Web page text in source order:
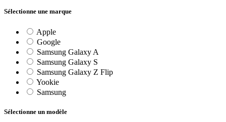
Sélectionne une marque
Apple
Google
Samsung Galaxy A
Samsung Galaxy S
Samsung Galaxy Z Flip
Yookie
Samsung
Sélectionne un modèle